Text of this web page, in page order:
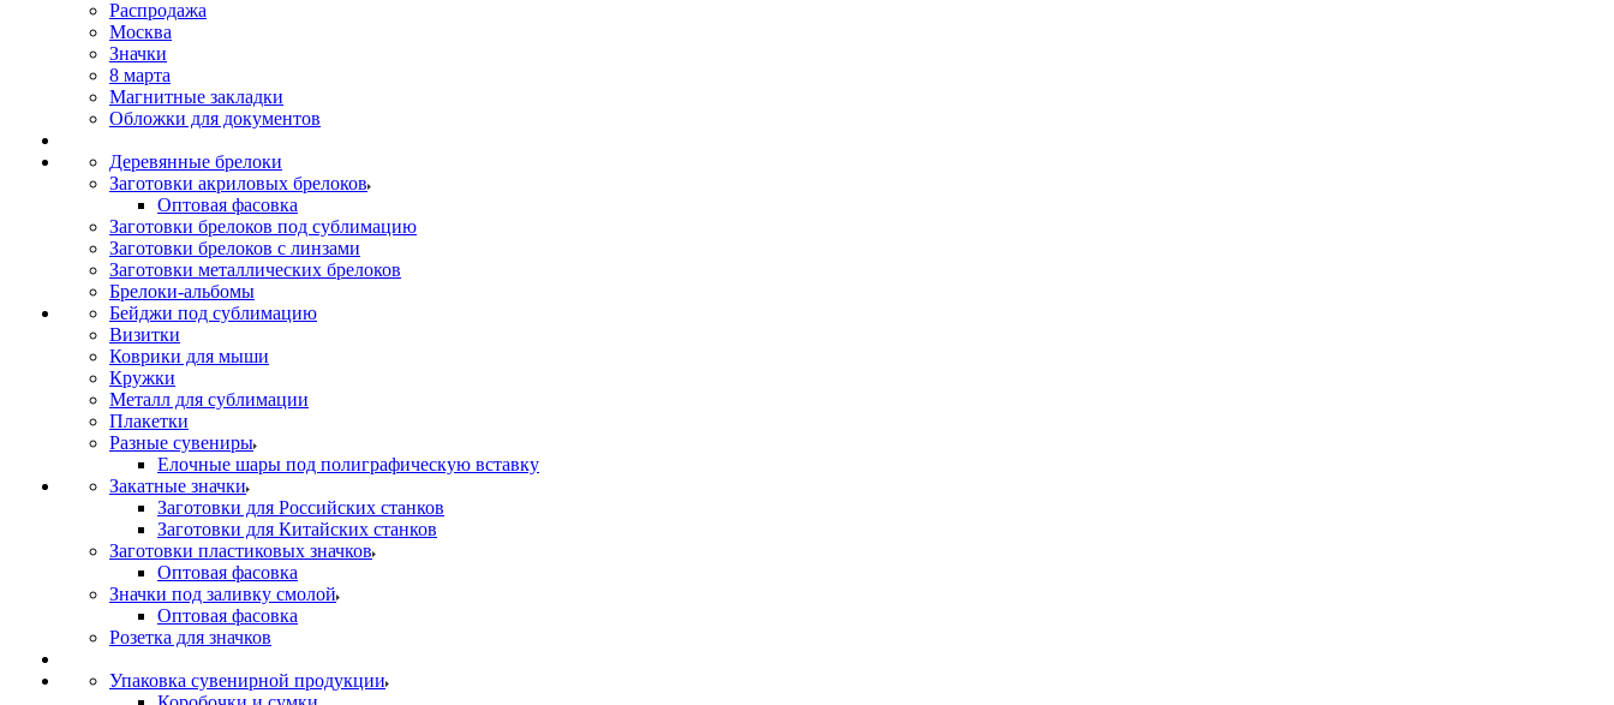
Распродажа
Москва
Значки
8 марта
Магнитные закладки
Обложки для документов
Деревянные брелоки
Заготовки акриловых брелоков
Оптовая фасовка
Заготовки брелоков под сублимацию
Заготовки брелоков с линзами
Заготовки металлических брелоков
Брелоки-альбомы
Бейджи под сублимацию
Визитки
Коврики для мыши
Кружки
Металл для сублимации
Плакетки
Разные сувениры
Елочные шары под полиграфическую вставку
Закатные значки
Заготовки для Российских станков
Заготовки для Китайских станков
Заготовки пластиковых значков
Оптовая фасовка
Значки под заливку смолой
Оптовая фасовка
Розетка для значков
Упаковка сувенирной продукции